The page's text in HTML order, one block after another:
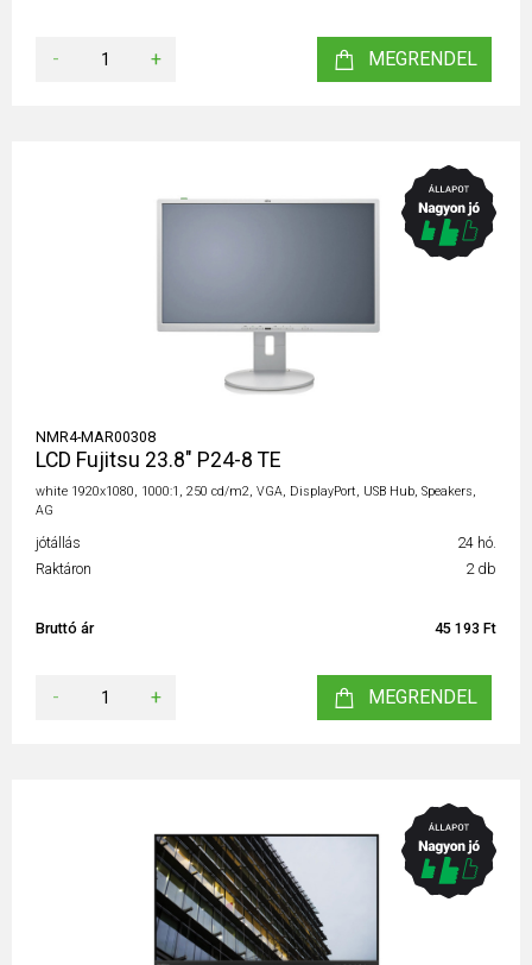
- + MEGRENDEL
NMR4-MAR00308
LCD Fujitsu 23.8" P24-8 TE
white 1920x1080, 1000:1, 250 cd/m2, VGA, DisplayPort, USB Hub, Speakers,
AG
jótállás
24 hó.
Raktáron
2 db
Bruttó ár 45 193 Ft
- + MEGRENDEL